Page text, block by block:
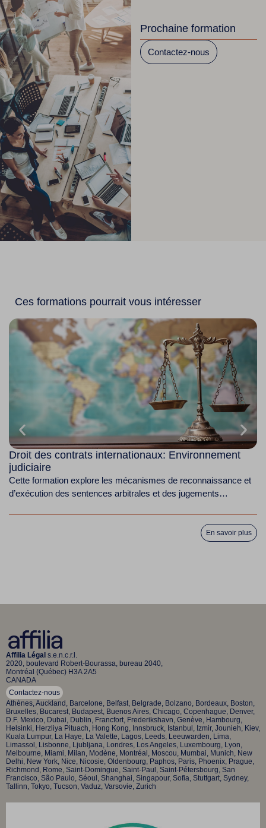
Prochaine formation
Contactez-nous
Ces formations pourrait vous intéresser
Droit des contrats internationaux: Environnement
judiciaire
Cette formation explore les mécanismes de reconnaissance et
d’exécution des sentences arbitrales et des jugements
En savoir plus
Affilia Légal s.e.n.c.r.l.
2020, boulevard Robert-Bourassa, bureau 2040,
Montréal (Québec) H3A 2A5
CANADA
Contactez-nous
Athènes, Auckland, Barcelone, Belfast, Belgrade, Bolzano, Bordeaux, Boston,
Bruxelles, Bucarest, Budapest, Buenos Aires, Chicago, Copenhague, Denver,
D.F. Mexico, Dubai, Dublin, Francfort, Frederikshavn, Genève, Hambourg,
Helsinki, Herzliya Pituach, Hong Kong, Innsbruck, Istanbul, Izmir, Jounieh, Kiev,
Kuala Lumpur, La Haye, La Valette, Lagos, Leeds, Leeuwarden, Lima,
Limassol, Lisbonne, Ljubljana, Londres, Los Angeles, Luxembourg, Lyon,
Melbourne, Miami, Milan, Modène, Montréal, Moscou, Mumbai, Munich, New
Delhi, New York, Nice, Nicosie, Oldenbourg, Paphos, Paris, Phoenix, Prague,
Richmond, Rome, Saint-Domingue, Saint-Paul, Saint-Pétersbourg, San
Francisco, São Paulo, Séoul, Shanghai, Singapour, Sofia, Stuttgart, Sydney,
Tallinn, Tokyo, Tucson, Vaduz, Varsovie, Zurich